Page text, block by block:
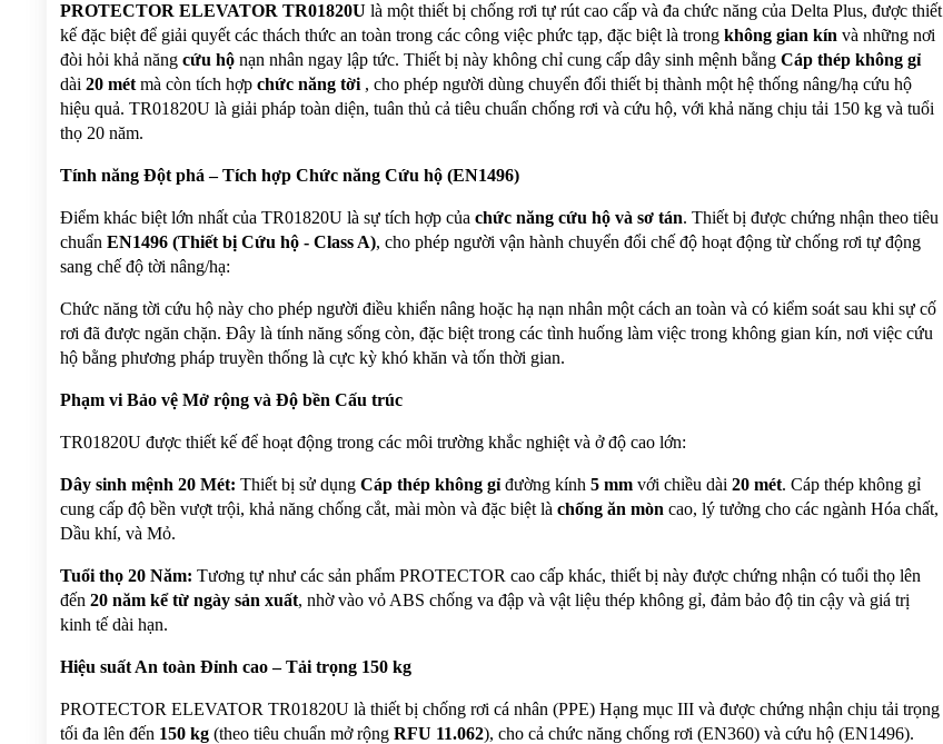
PROTECTOR ELEVATOR TR01820U là một thiết bị chống rơi tự rút cao cấp và đa chức năng của Delta Plus, được thiết
kế đặc biệt để giải quyết các thách thức an toàn trong các công việc phức tạp, đặc biệt là trong không gian kín và những nơi
đòi hỏi khả năng cứu hộ nạn nhân ngay lập tức. Thiết bị này không chỉ cung cấp dây sinh mệnh bằng Cáp thép không gỉ
dài 20 mét mà còn tích hợp chức năng tời , cho phép người dùng chuyển đổi thiết bị thành một hệ thống nâng/hạ cứu hộ
hiệu quả. TR01820U là giải pháp toàn diện, tuân thủ cả tiêu chuẩn chống rơi và cứu hộ, với khả năng chịu tải 150 kg và tuổi
thọ 20 năm.
Tính năng Đột phá – Tích hợp Chức năng Cứu hộ (EN1496)
Điểm khác biệt lớn nhất của TR01820U là sự tích hợp của chức năng cứu hộ và sơ tán. Thiết bị được chứng nhận theo tiêu
chuẩn EN1496 (Thiết bị Cứu hộ - Class A), cho phép người vận hành chuyển đổi chế độ hoạt động từ chống rơi tự động
sang chế độ tời nâng/hạ:
Chức năng tời cứu hộ này cho phép người điều khiển nâng hoặc hạ nạn nhân một cách an toàn và có kiểm soát sau khi sự cố
rơi đã được ngăn chặn. Đây là tính năng sống còn, đặc biệt trong các tình huống làm việc trong không gian kín, nơi việc cứu
hộ bằng phương pháp truyền thống là cực kỳ khó khăn và tốn thời gian.
Phạm vi Bảo vệ Mở rộng và Độ bền Cấu trúc
TR01820U được thiết kế để hoạt động trong các môi trường khắc nghiệt và ở độ cao lớn:
Dây sinh mệnh 20 Mét: Thiết bị sử dụng Cáp thép không gỉ đường kính 5 mm với chiều dài 20 mét. Cáp thép không gỉ
cung cấp độ bền vượt trội, khả năng chống cắt, mài mòn và đặc biệt là chống ăn mòn cao, lý tưởng cho các ngành Hóa chất,
Dầu khí, và Mỏ.
Tuổi thọ 20 Năm: Tương tự như các sản phẩm PROTECTOR cao cấp khác, thiết bị này được chứng nhận có tuổi thọ lên
đến 20 năm kể từ ngày sản xuất, nhờ vào vỏ ABS chống va đập và vật liệu thép không gỉ, đảm bảo độ tin cậy và giá trị
kinh tế dài hạn.
Hiệu suất An toàn Đỉnh cao – Tải trọng 150 kg
PROTECTOR ELEVATOR TR01820U là thiết bị chống rơi cá nhân (PPE) Hạng mục III và được chứng nhận chịu tải trọng
tối đa lên đến 150 kg (theo tiêu chuẩn mở rộng RFU 11.062), cho cả chức năng chống rơi (EN360) và cứu hộ (EN1496).